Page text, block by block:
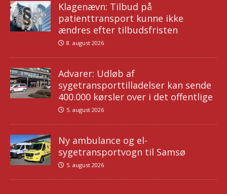
Klagenævn: Tilbud på
patienttransport kunne ikke
ændres efter tilbudsfristen
8. august 2026
Advarer: Udløb af
sygetransporttilladelser kan sende
400.000 kørsler over i det offentlige
5. august 2026
Ny ambulance og el-
sygetransportvogn til Samsø
5. august 2026